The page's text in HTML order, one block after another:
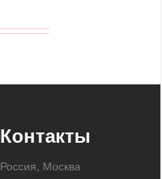
Контакты
Россия, Москва